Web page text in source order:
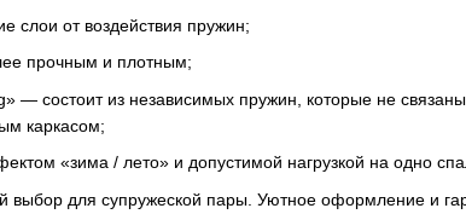
слои от воздействия пружин;
прочным и плотным;
— состоит из независимых пружин, которые не
каркасом;
«зима / лето» и допустимой нагрузкой на одно
выбор для супружеской пары. Уютное оформление и